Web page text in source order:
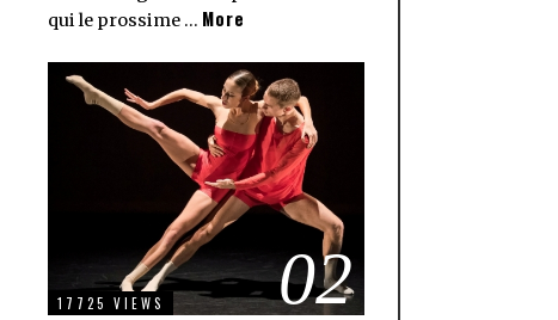
qui le prossime … More
02
17725 VIEWS